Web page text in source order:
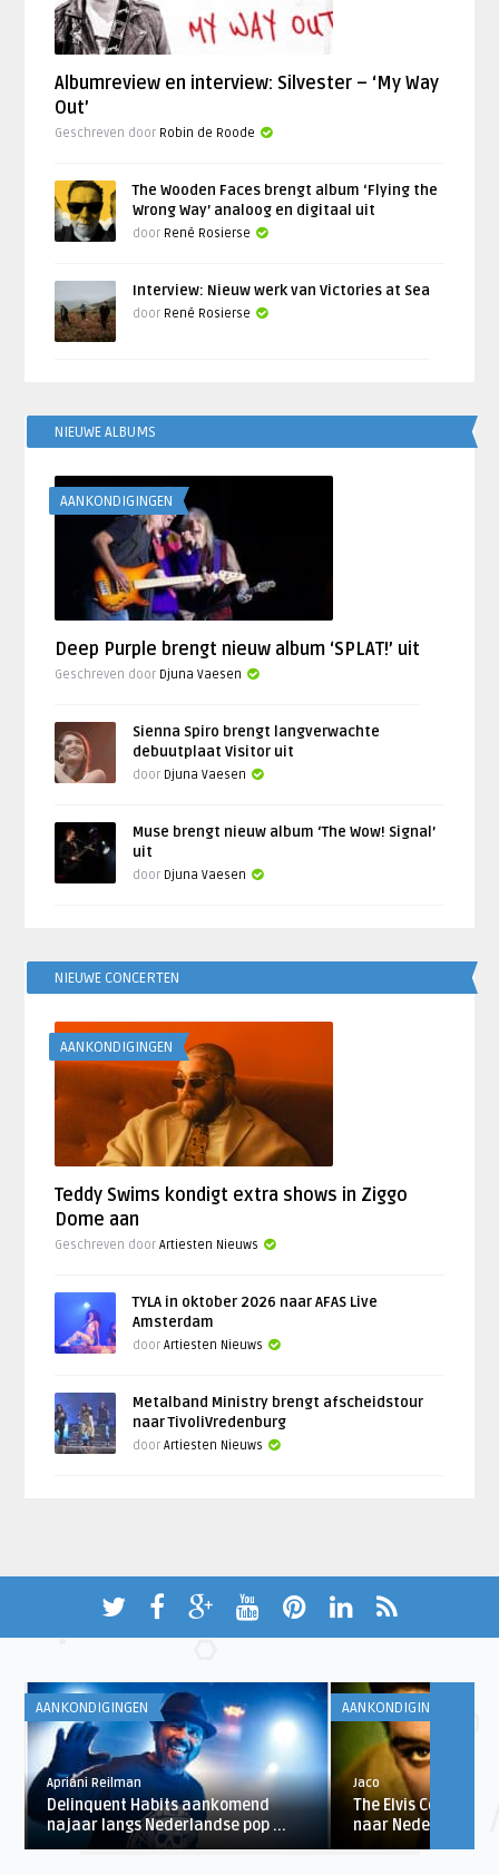
Albumreview en interview: Silvester – ‘My Way
Out’
Geschreven door Robin de Roode
The Wooden Faces brengt album ‘Flying the
Wrong Way’ analoog en digitaal uit
door René Rosierse
Interview: Nieuw werk van Victories at Sea
door René Rosierse
NIEUWE ALBUMS
AANKONDIGINGEN
Deep Purple brengt nieuw album ‘SPLAT!’ uit
Geschreven door Djuna Vaesen
Sienna Spiro brengt langverwachte
debuutplaat Visitor uit
door Djuna Vaesen
Muse brengt nieuw album ‘The Wow! Signal’
uit
door Djuna Vaesen
NIEUWE CONCERTEN
AANKONDIGINGEN
Teddy Swims kondigt extra shows in Ziggo
Dome aan
Geschreven doorArtiesten Nieuws
TYLA in oktober 2026 naar AFAS Live
Amsterdam
doorArtiesten Nieuws
Metalband Ministry brengt afscheidstour
naar TivoliVredenburg
doorArtiesten Nieuws
AANKONDIGINGEN
Apriani Reilman
Delinquent Habits aankomend
najaar langs Nederlandse pop ...
AANKONDIGINGEN
Jaco
The Elvis Concert
naar Nederlandse